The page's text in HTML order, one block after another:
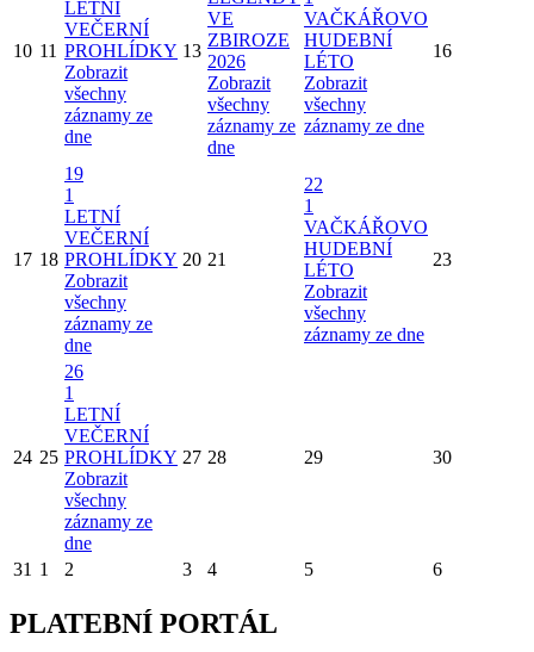
10 11
LETNÍ
VEČERNÍ
PROHLÍDKY
Zobrazit
všechny
záznamy ze
dne
13
VE
ZBIROZE
2026
Zobrazit
všechny
záznamy ze
dne
VAČKÁŘOVO
HUDEBNÍ
LÉTO
Zobrazit
všechny
záznamy ze dne
16
17 18
19
1
LETNÍ
VEČERNÍ
PROHLÍDKY
Zobrazit
všechny
záznamy ze
dne
20 21
22
1
VAČKÁŘOVO
HUDEBNÍ
LÉTO
Zobrazit
všechny
záznamy ze dne
23
24 25
26
1
LETNÍ
VEČERNÍ
PROHLÍDKY
Zobrazit
všechny
záznamy ze
dne
27 28 29 30
31 1 2 3 4 5 6
PLATEBNÍ PORTÁL